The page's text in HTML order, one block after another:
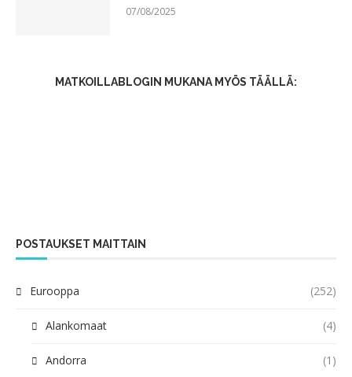
07/08/2025
MATKOILLABLOGIN MUKANA MYÖS TÄÄLLÄ:
POSTAUKSET MAITTAIN
Eurooppa (252)
Alankomaat (4)
Andorra (1)